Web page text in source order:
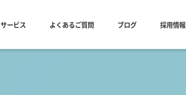
サービス よくあるご質問 ブログ 採用情報